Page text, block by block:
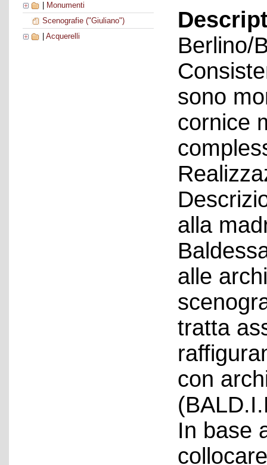
Monumenti
Scenografie ("Giuliano")
Acquerelli
Berlino/
sono
cornice
alla
alle
tratta
con
In base